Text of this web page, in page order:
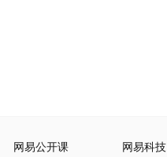
网易公开课 网易科技